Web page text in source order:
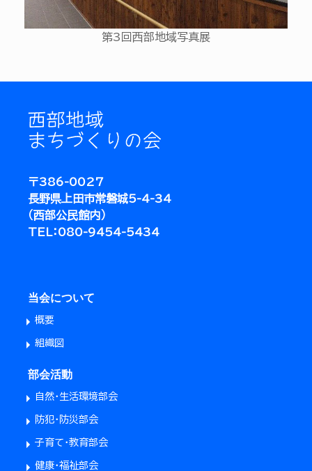
第3回西部地域写真展
〒386-0027
長野県上田市常磐城5-4-34
（西部公民館内）
TEL：080-9454-5434
当会について
概要
組織図
部会活動
自然・生活環境部会
防犯・防災部会
子育て・教育部会
健康・福祉部会